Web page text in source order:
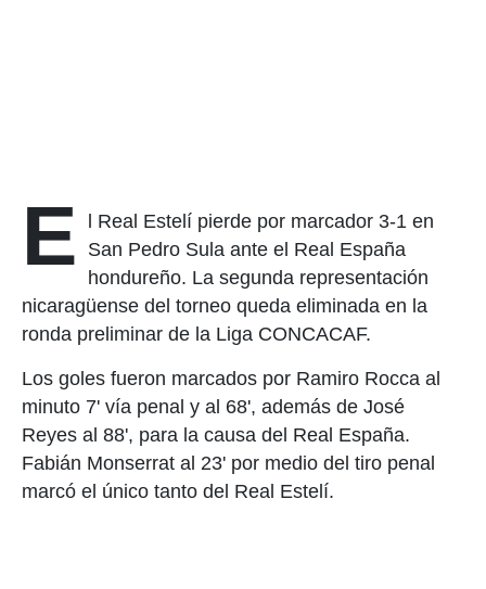
E
l Real Estelí pierde por marcador 3-1 en
San Pedro Sula ante el Real España
hondureño. La segunda representación
nicaragüense del torneo queda eliminada en la
ronda preliminar de la Liga CONCACAF.
Los goles fueron marcados por Ramiro Rocca al
minuto 7' vía penal y al 68', además de José
Reyes al 88', para la causa del Real España.
Fabián Monserrat al 23' por medio del tiro penal
marcó el único tanto del Real Estelí.